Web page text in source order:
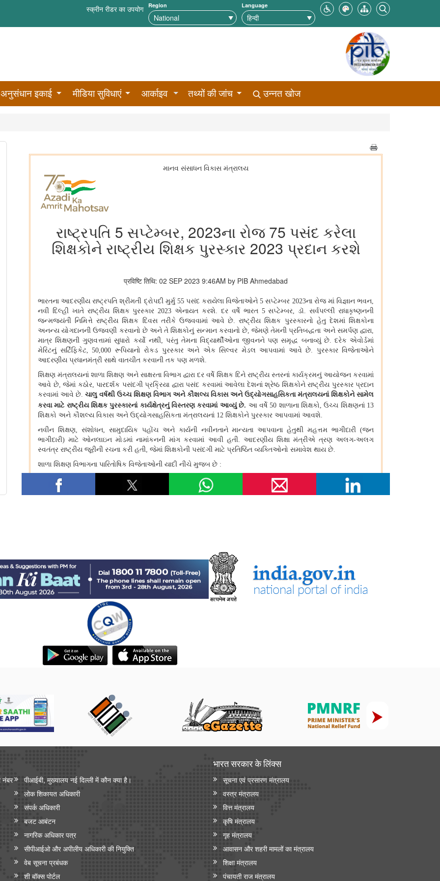
स्क्रीन रीडर का उपयोग Region Language
अनुसंधान इकाई मीडिया सुविधाएं आर्काइव तथ्यों की जांच उन्नत खोज
नंबर
पीआईबी, मुख्यालय नई दिल्ली में कौन क्या है।
लोक शिकायत अधिकारी
संपर्क अधिकारी
बजट आबंटन
नागरिक अधिकार पत्र
सीपीआईओ और अपी‍लीय अधिकारी की नियुक्ति
वेब सूचना प्रबंधक
शी बॉक्स पोर्टल
भारत सरकार के लिंक्‍स
सूचना एवं प्रसारण मंत्रालय
वस्त्र मंत्रालय
वित्त मंत्रालय
कृषि मंत्रालय
गृह मंत्रालय
आवासन और शहरी मामलों का मंत्रालय
शिक्षा मंत्रालय
पंचायती राज मंत्रालय